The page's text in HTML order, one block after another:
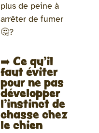
plus de peine à
arrêter de fumer
🤔?
➡️ Ce qu’il
faut éviter
pour ne pas
développer
l’instinct de
chasse chez
le chien